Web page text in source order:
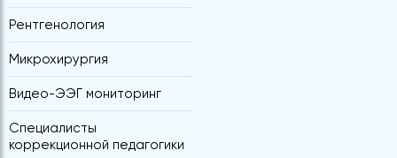
Рентгенология
Микрохирургия
Видео-ЭЭГ мониторинг
Специалисты
коррекционной педагогики